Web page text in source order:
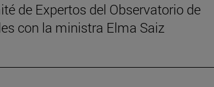
de Expertos del Observatorio de
con la ministra Elma Saiz